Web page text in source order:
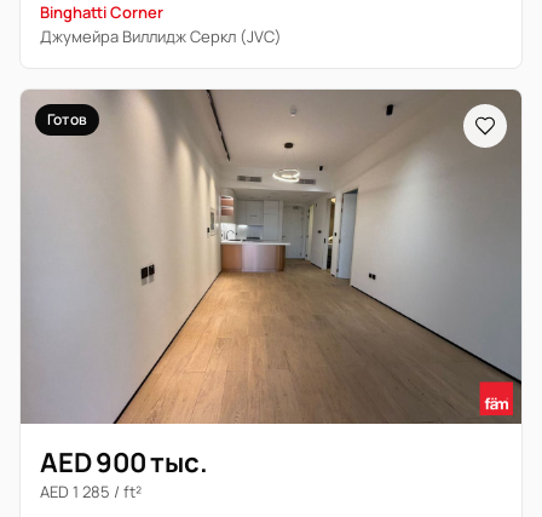
Binghatti Corner
Джумейра Виллидж Серкл (JVC)
Готов
AED 900 тыс.
AED 1 285 / ft²